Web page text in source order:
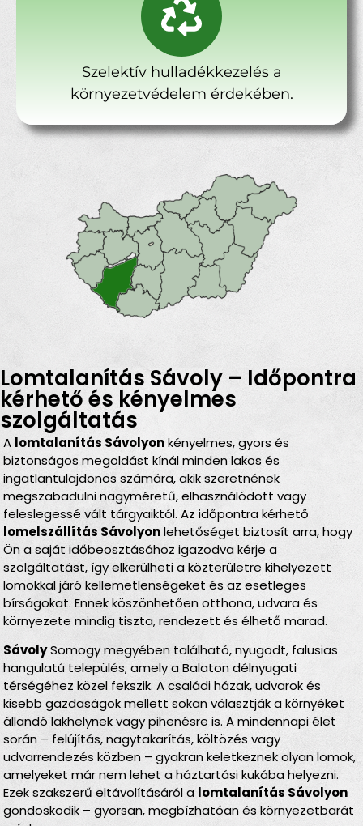
Szelektív hulladékkezelés a
környezetvédelem érdekében.
Lomtalanítás Sávoly – Időpontra
kérhető és kényelmes
szolgáltatás
A lomtalanítás Sávolyonkényelmes, gyors és
biztonságos megoldást kínál minden lakos és
ingatlantulajdonos számára, akik szeretnének
megszabadulni nagyméretű, elhasználódott vagy
feleslegessé vált tárgyaiktól. Az időpontra kérhető
lomelszállítás Sávolyonlehetőséget biztosít arra, hogy
Ön a saját időbeosztásához igazodva kérje a
szolgáltatást, így elkerülheti a közterületre kihelyezett
lomokkal járó kellemetlenségeket és az esetleges
bírságokat. Ennek köszönhetően otthona, udvara és
környezete mindig tiszta, rendezett és élhető marad.
SávolySomogy megyében található, nyugodt, falusias
hangulatú település, amely a Balaton délnyugati
térségéhez közel fekszik. A családi házak, udvarok és
kisebb gazdaságok mellett sokan választják a környéket
állandó lakhelynek vagy pihenésre is. A mindennapi élet
során – felújítás, nagytakarítás, költözés vagy
udvarrendezés közben – gyakran keletkeznek olyan lomok,
amelyeket már nem lehet a háztartási kukába helyezni.
Ezek szakszerű eltávolításáról a lomtalanítás Sávolyon
gondoskodik – gyorsan, megbízhatóan és környezetbarát